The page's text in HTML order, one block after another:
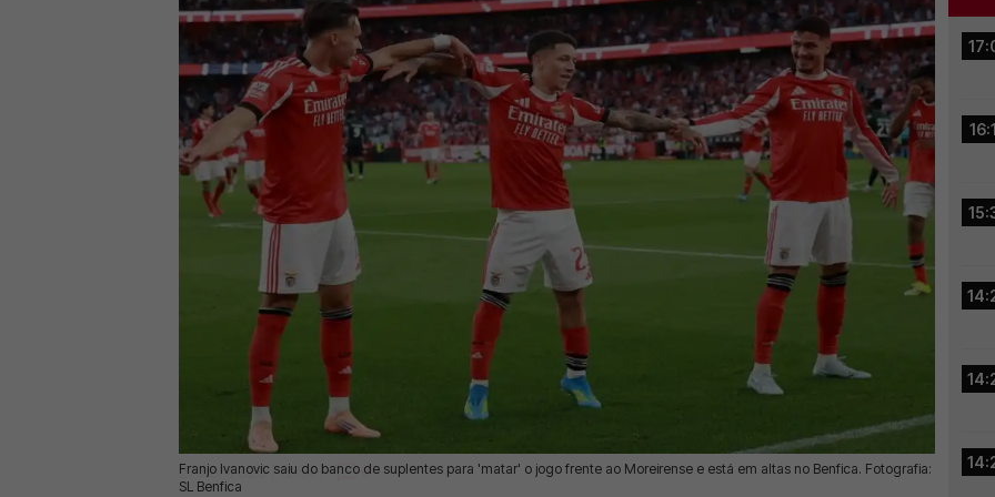
Franjo Ivanovic saiu do banco de suplentes para 'matar' o jogo frente ao Moreirense e está em altas no Benfica. Fotografia:
SL Benfica
27 Abr 2026 | 12:54 | 0